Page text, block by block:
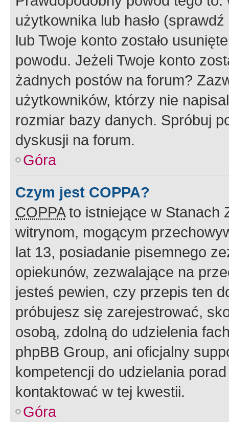
użytkownika lub hasło
lub Twoje konto zostało
powodu. Jeżeli Twoje konto
żadnych postów na forum?
użytkowników, którzy nie
rozmiar bazy danych. Spróbuj
dyskusji na forum.
Góra
Czym jest COPPA?
COPPAto istniejące w Stanach
witrynom, mogącym
lat 13, posiadanie pisemnego
opiekunów, zezwalające na
jesteś pewien, czy przepis ten
próbujesz się zarejestrować,
osobą, zdolną do udzielenia
phpBB Group, ani oficjalny
kompetencji do udzielania
kontaktować w tej kwestii.
Góra